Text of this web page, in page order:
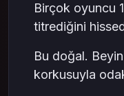
Birçok oyuncu
titrediğini
Bu doğal.
korkusuyla